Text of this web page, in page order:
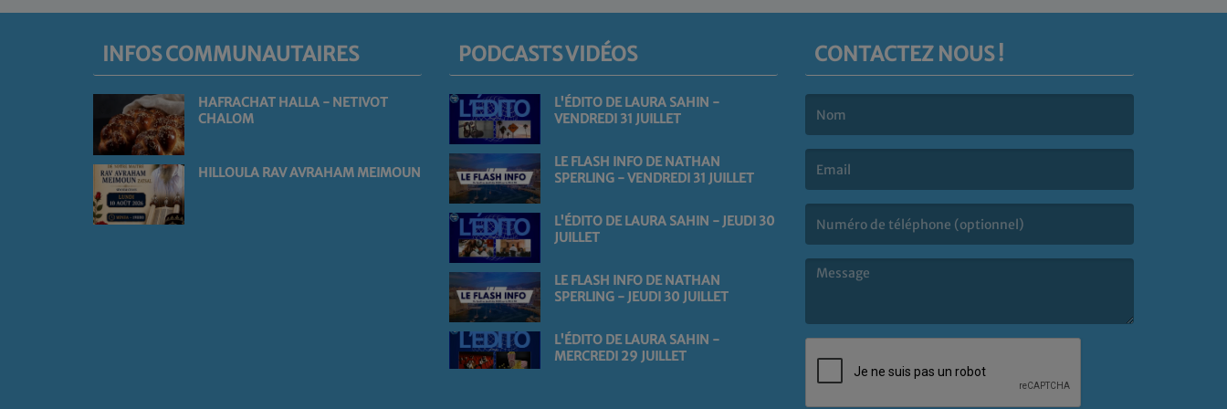
INFOS COMMUNAUTAIRES
HAFRACHAT HALLA - NETIVOT
CHALOM
HILLOULA RAV AVRAHAM MEIMOUN
PODCASTS VIDÉOS
L'ÉDITO DE LAURA SAHIN -
VENDREDI 31 JUILLET
LE FLASH INFO DE NATHAN
SPERLING - VENDREDI 31 JUILLET
L'ÉDITO DE LAURA SAHIN - JEUDI 30
JUILLET
LE FLASH INFO DE NATHAN
SPERLING - JEUDI 30 JUILLET
L'ÉDITO DE LAURA SAHIN -
MERCREDI 29 JUILLET
CONTACTEZ NOUS !